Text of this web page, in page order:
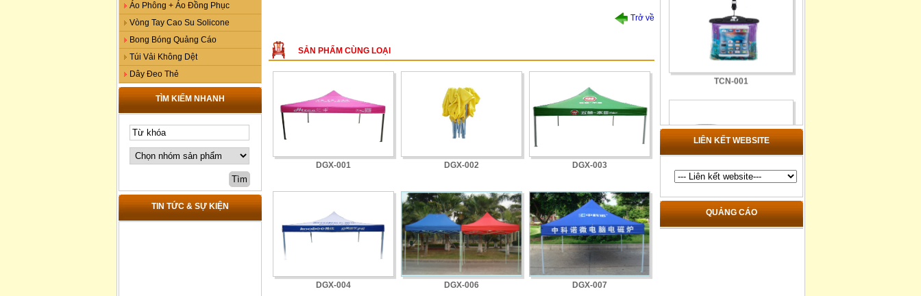
Áo Phông + Áo Đồng Phục
Vòng Tay Cao Su Solicone
Bong Bóng Quảng Cáo
Túi Vải Không Dệt
Dây Đeo Thẻ
TÌM KIẾM NHANH
TIN TỨC & SỰ KIỆN
Trở về
SẢN PHẨM CÙNG LOẠI
DGX-001 DGX-002 DGX-003
DGX-004 DGX-006 DGX-007
TCN-001
TDB-018-1
LIÊN KẾT WEBSITE
QUẢNG CÁO